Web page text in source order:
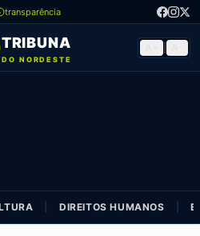
transparência
TRIBUNA
DO NORDESTE
DIREITOS HUMANOS